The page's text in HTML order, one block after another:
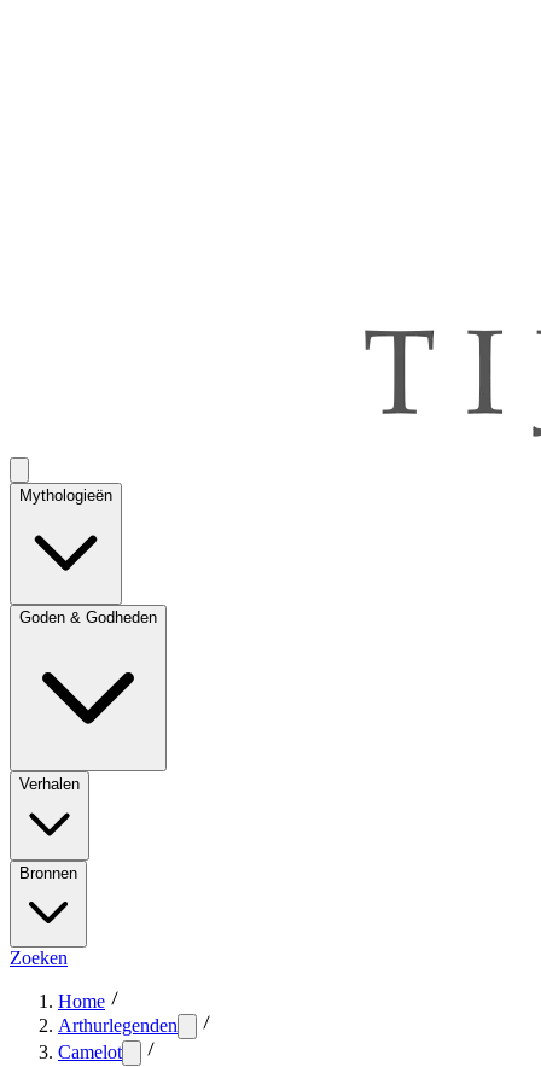
Mythologieën
Goden & Godheden
Verhalen
Bronnen
Zoeken
Home
Arthurlegenden
Camelot